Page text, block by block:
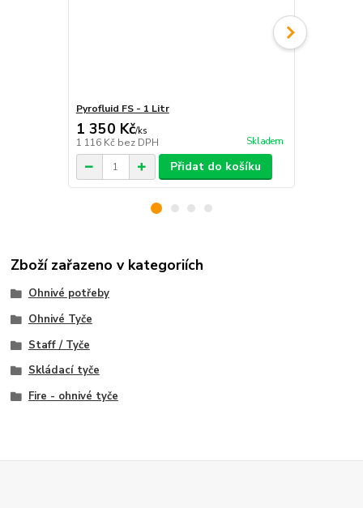
Pyrofluid FS - 1 Litr
1 350 Kč/ks
1 116 Kč bez DPH Skladem
Přidat do košíku
Zboží zařazeno v kategoriích
Ohnivé potřeby
Ohnivé Tyče
Staff / Tyče
Skládací tyče
Fire - ohnivé tyče